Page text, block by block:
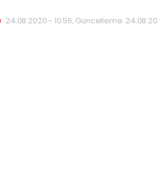
24.08.2020 - 10:56, Güncelleme: